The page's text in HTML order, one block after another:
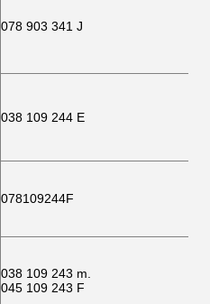
078 903 341 J
038 109 244 E
078109244F
038 109 243 m.
045 109 243 F